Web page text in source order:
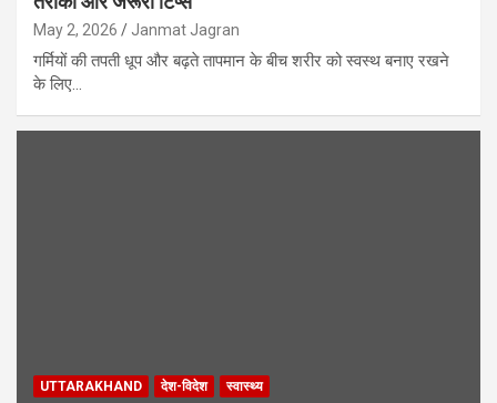
May 2, 2026 Janmat Jagran
गर्मियों की तपती धूप और बढ़ते तापमान के बीच शरीर को स्वस्थ बनाए रखने
के लिए…
UTTARAKHAND देश-विदेश स्वास्थ्य